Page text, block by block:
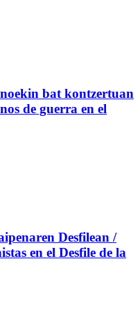
bat kontzertuan
de guerra en el
Desfilean /
en el Desfile de la